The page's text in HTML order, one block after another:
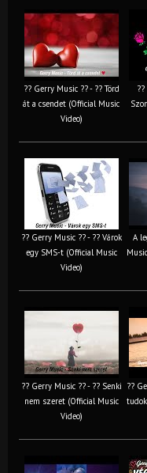
?? Gerry Music ?? - ?? Törd
át a csendet (Official Music
Video)
?? Gerry Music ?? - ?? Várok
egy SMS-t (Official Music
Video)
A
?? Gerry Music ?? - ?? Senki
nem szeret (Official Music
Video)
??